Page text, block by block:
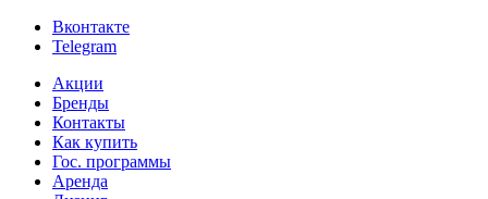
Вконтакте
Telegram
Акции
Бренды
Контакты
Как купить
Гос. программы
Аренда